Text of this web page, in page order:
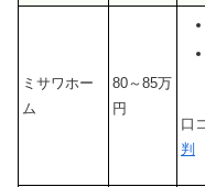
ミサワホー
ム
80～85万
円
口
判